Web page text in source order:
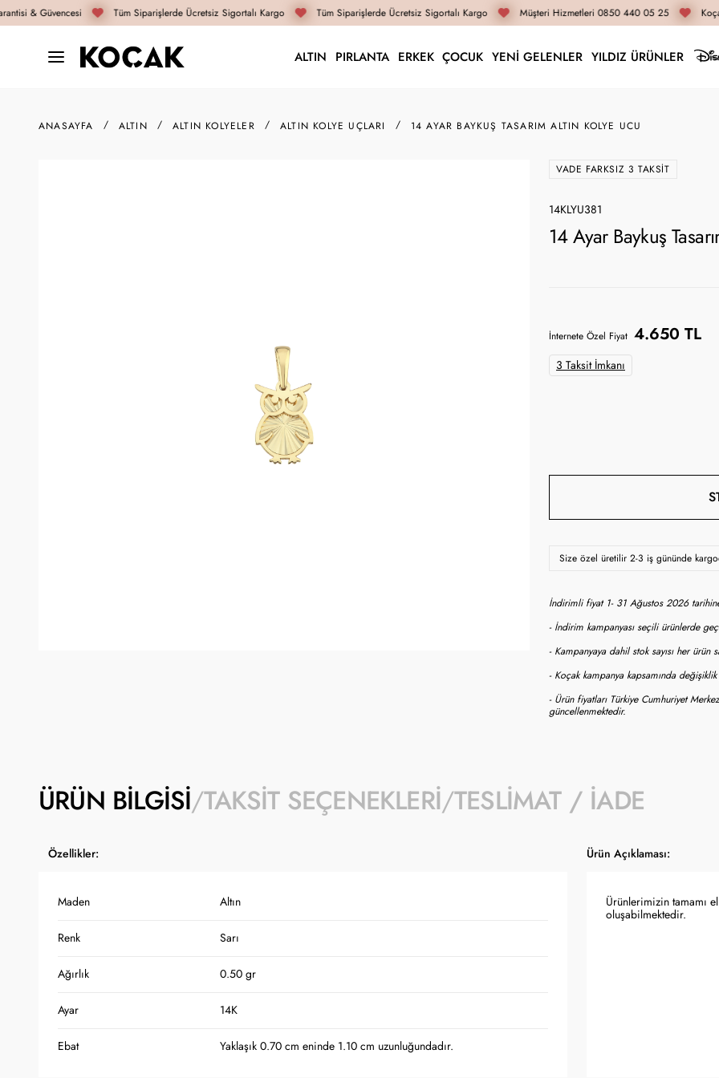
& Güvencesi Tüm Siparişlerde Ücretsiz Sigortalı Kargo Tüm Siparişlerde Ücretsiz Sigortalı Kargo Müşteri Hizmetleri 0850 440 05 25
ALTIN PIRLANTA ERKEK ÇOCUK YENİ GELENLER YILDIZ ÜRÜNLER
ANASAYFA ALTIN ALTIN KOLYELER ALTIN KOLYE UÇLARI 14 AYAR BAYKUŞ TASARIM ALTIN KOLYE UCU
VADE FARKSIZ 3 TAKSIT
14KLYU381
14 Ayar Baykuş
İnternete Özel Fiyat 4.650 TL
3 Taksit İmkanı
Size özel üretilir 2-3 iş gününde
İndirimli fiyat 1- 31 Ağustos 2026
- İndirim kampanyası seçili ürünlerde
- Kampanyaya dahil stok sayısı her ürün
- Koçak kampanya kapsamında değişiklik
- Ürün fiyatları Türkiye Cumhuriyet
güncellenmektedir.
ÜRÜN BILGISI TAKSIT SEÇENEKLERI TESLIMAT / İADE
Özellikler: Ürün Açıklaması:
Maden Altın
Renk Sarı
Ağırlık 0.50 gr
Ayar 14K
Ebat Yaklaşık 0.70 cm eninde 1.10 cm uzunluğundadır.
Ürünlerimizin tamamı
oluşabilmektedir.